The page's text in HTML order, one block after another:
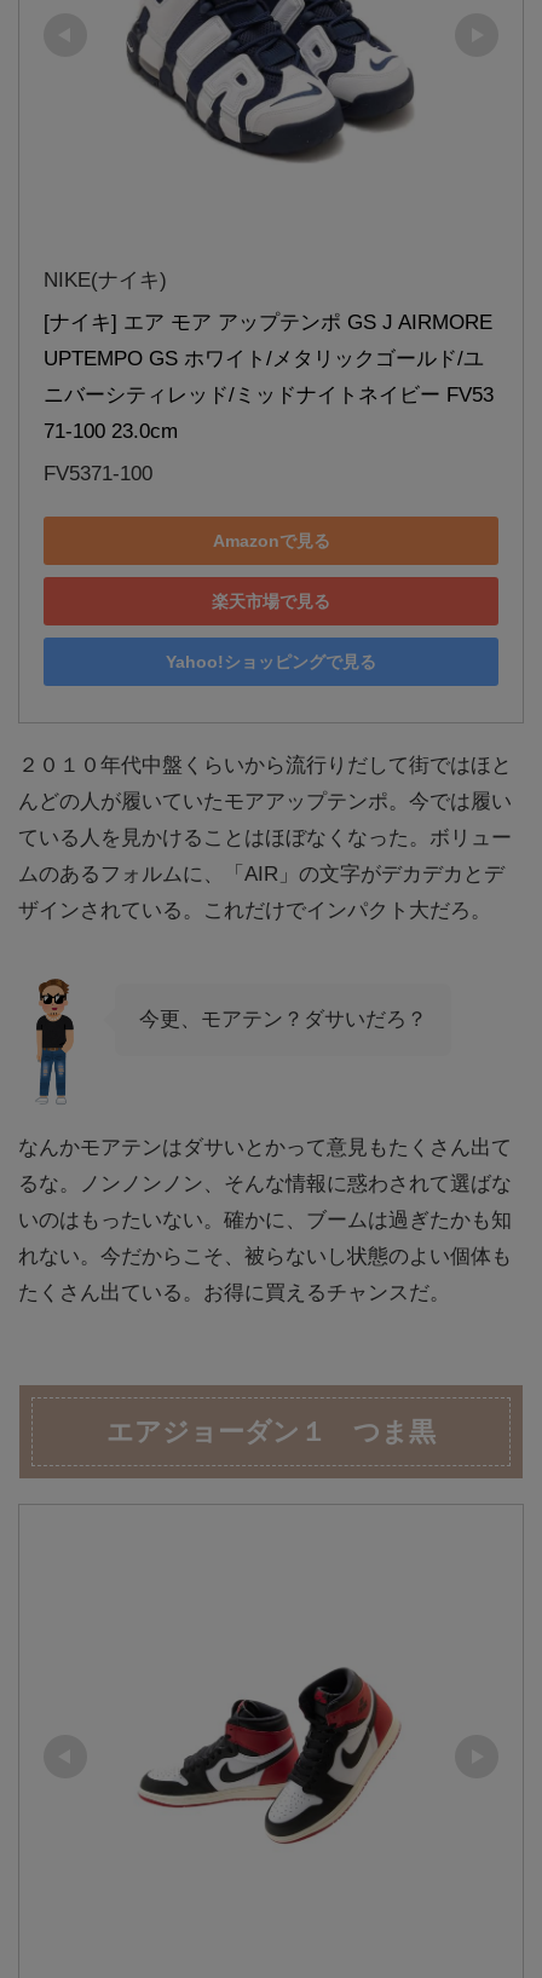
NIKE(ナイキ)
[ナイキ] エア モア アップテンポ GS J AIRMORE
UPTEMPO GS ホワイト/メタリックゴールド/ユ
ニバーシティレッド/ミッドナイトネイビー FV53
71-100 23.0cm
FV5371-100
Amazonで見る
楽天市場で見る
Yahoo!ショッピングで見る
２０１０年代中盤くらいから流行りだして街ではほと
んどの人が履いていたモアアップテンポ。今では履い
ている人を見かけることはほぼなくなった。ボリュー
ムのあるフォルムに、「AIR」の文字がデカデカとデ
ザインされている。これだけでインパクト大だろ。
今更、モアテン？ダサいだろ？
なんかモアテンはダサいとかって意見もたくさん出て
るな。ノンノンノン、そんな情報に惑わされて選ばな
いのはもったいない。確かに、ブームは過ぎたかも知
れない。今だからこそ、被らないし状態のよい個体も
たくさん出ている。お得に買えるチャンスだ。
エアジョーダン１ つま黒